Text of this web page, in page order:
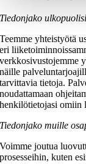
Tiedonjako
Teemme yhteistyötä
eri
verkkosivustojemme
näille
tarvittavia tietoja.
noudattamaan
henkilötietojasi omiin
Tiedonjako muille
Voimme joutua
prosesseihin, kuten